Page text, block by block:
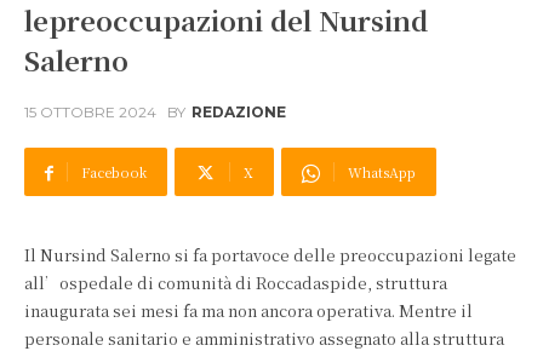
lepreoccupazioni del Nursind
Salerno
15 OTTOBRE 2024 BY REDAZIONE
Facebook X WhatsApp
Il Nursind Salerno si fa portavoce delle preoccupazioni legate
all’ospedale di comunità di Roccadaspide, struttura
inaugurata sei mesi fa ma non ancora operativa. Mentre il
personale sanitario e amministrativo assegnato alla struttura